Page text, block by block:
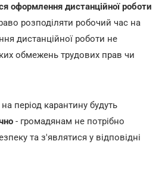
оформлення дистанційної роботи
розподіляти робочий час на
дистанційної роботи не
обмежень трудових прав чи
на період карантину будуть
- громадянам не потрібно
та з'являтися у відповідні